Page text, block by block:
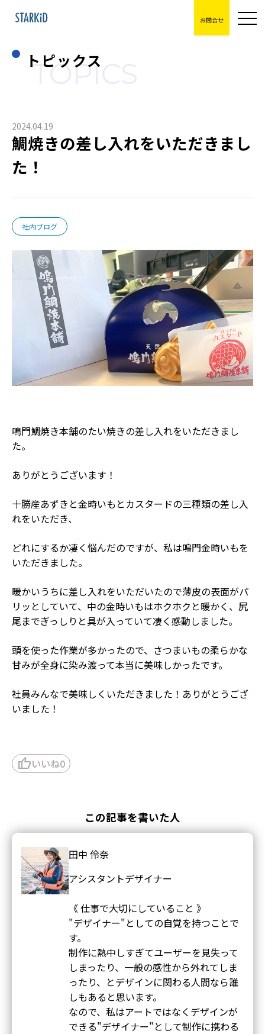
お問合せ
トピックス
TOPICS
2024.04.19
鯛焼きの差し入れをいただきまし
た！
社内ブログ
鳴門鯛焼き本舗のたい焼きの差し入れをいただきまし
た。
ありがとうございます！
十勝産あずきと金時いもとカスタードの三種類の差し入
れをいただき、
どれにするか凄く悩んだのですが、私は鳴門金時いもを
いただきました。
暖かいうちに差し入れをいただいたので薄皮の表面がパ
リッとしていて、中の金時いもはホクホクと暖かく、尻
尾までぎっしりと具が入っていて凄く感動しました。
頭を使った作業が多かったので、さつまいもの柔らかな
甘みが全身に染み渡って本当に美味しかったです。
社員みんなで美味しくいただきました！ありがとうござ
いました！
thumb_upいいね0
この記事を書いた人
田中 伶奈
アシスタントデザイナー
《 仕事で大切にしていること 》
"デザイナー"としての自覚を持つことで
す。
制作に熱中しすぎてユーザーを見失って
しまったり、一般の感性から外れてしま
ったり、とデザインに関わる人間なら誰
しもあると思います。
なので、私はアートではなくデザインが
できる"デザイナー"として制作に携わる